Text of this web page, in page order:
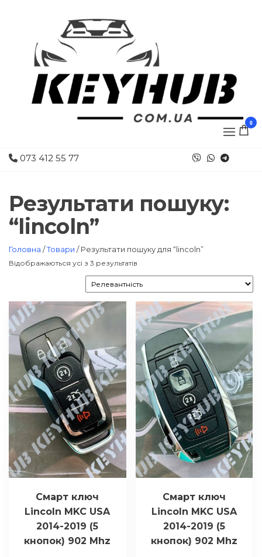
0
073 412 55 77
Результати пошуку:
“lincoln”
Головна /Товари / Результати пошуку для “lincoln”
Відображаються усі з 3 результатів
Смарт ключ
Lincoln MKC USA
2014-2019 (5
кнопок) 902 Mhz
Смарт ключ
Lincoln MKC USA
2014-2019 (5
кнопок) 902 Mhz